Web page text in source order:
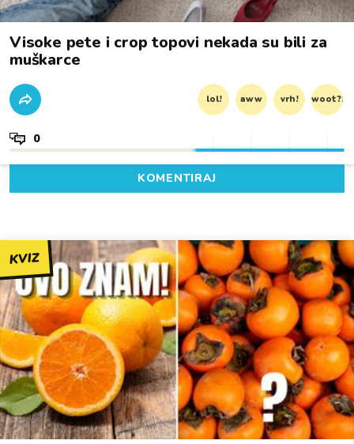
Visoke pete i crop topovi nekada su bili za
muškarce
lol! aww vrh! woot?!
0
KOMENTIRAJ
KVIZ